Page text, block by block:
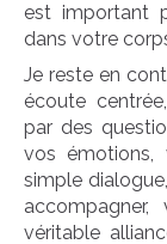
est important
dans votre
Je reste en
écoute
par des
vos émotions,
simple
véritable